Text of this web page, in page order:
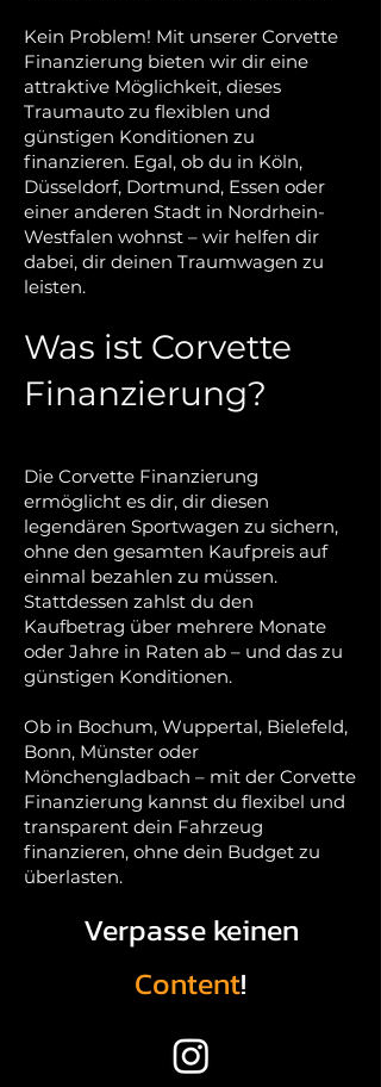
Kein Problem! Mit unserer Corvette
Finanzierung bieten wir dir eine
attraktive Möglichkeit, dieses
Traumauto zu flexiblen und
günstigen Konditionen zu
finanzieren. Egal, ob du in Köln,
Düsseldorf, Dortmund, Essen oder
einer anderen Stadt in Nordrhein-
Westfalen wohnst – wir helfen dir
dabei, dir deinen Traumwagen zu
leisten.
Was ist Corvette
Finanzierung?
Die Corvette Finanzierung
ermöglicht es dir, dir diesen
legendären Sportwagen zu sichern,
ohne den gesamten Kaufpreis auf
einmal bezahlen zu müssen.
Stattdessen zahlst du den
Kaufbetrag über mehrere Monate
oder Jahre in Raten ab – und das zu
günstigen Konditionen.
Ob in Bochum, Wuppertal, Bielefeld,
Bonn, Münster oder
Mönchengladbach – mit der Corvette
Finanzierung kannst du flexibel und
transparent dein Fahrzeug
finanzieren, ohne dein Budget zu
überlasten.
Verpasse keinen
Content!